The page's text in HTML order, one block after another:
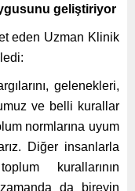
geliştiriyor
eden Uzman Klinik
gelenekleri,
ve belli kurallar
normlarına uyum
Diğer insanlarla
kurallarının
da bireyin